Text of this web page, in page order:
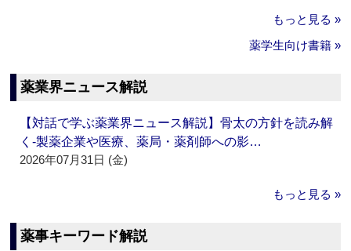
もっと見る »
薬学生向け書籍 »
薬業界ニュース解説
【対話で学ぶ薬業界ニュース解説】骨太の方針を読み解
く‐製薬企業や医療、薬局・薬剤師への影…
2026年07月31日 (金)
もっと見る »
薬事キーワード解説